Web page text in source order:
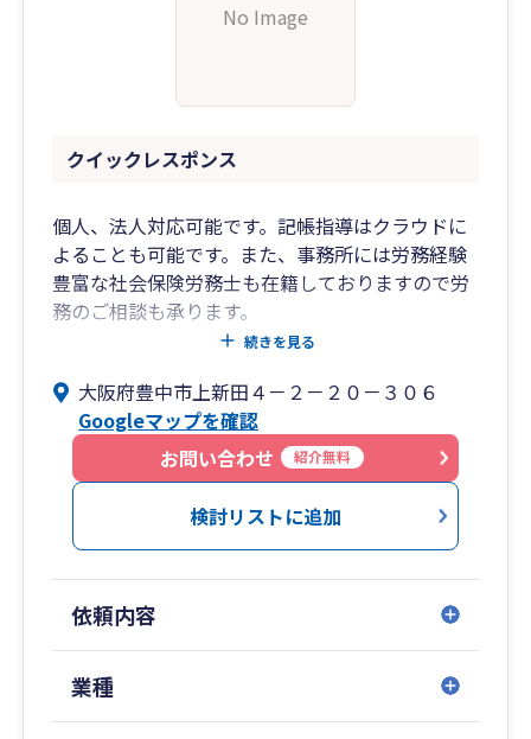
No Image
クイックレスポンス
個人、法人対応可能です。記帳指導はクラウドに
よることも可能です。また、事務所には労務経験
豊富な社会保険労務士も在籍しておりますので労
務のご相談も承ります。
大規模税理士事務所と異なり事業主様と緊密な信
頭に置いております。
弁護士、司法書士、社会保険労務士、行政書士と
のネットワークも有し、事業主様の様々なご要
望、ご相談に対応可能です。
料金設定についてはお客様個々人の状況を考慮し
続きを見る
大阪府豊中市上新田４－２－２０－３０６
Googleマップを確認
お問い合わせ
紹介無料
検討リストに追加
依頼内容
業種